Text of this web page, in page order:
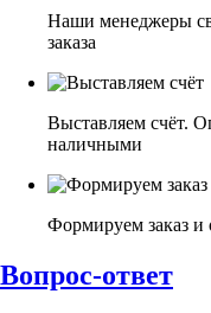
Наши менеджеры
заказа
Выставляем счёт.
наличными
Формируем заказ и
Вопрос-ответ